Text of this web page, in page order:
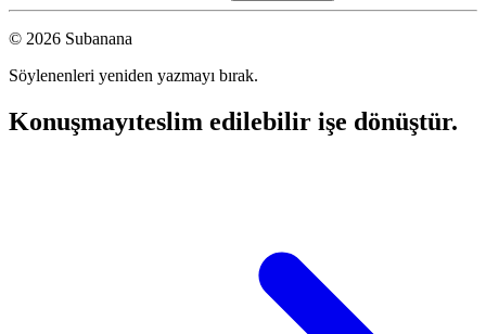
© 2026 Subanana
Söylenenleri yeniden yazmayı bırak.
Konuşmayıteslim edilebilir işe dönüştür.